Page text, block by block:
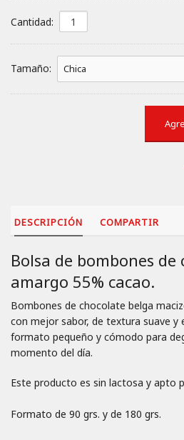
Cantidad:
Tamaño:
DESCRIPCIÓN COMPARTIR
Bolsa de bombones de
amargo 55% cacao.
Bombones de chocolate belga
con mejor sabor, de textura suave y
formato pequeño y cómodo para
momento del día.
Este producto es sin lactosa y apto
Formato de 90 grs. y de 180 grs.